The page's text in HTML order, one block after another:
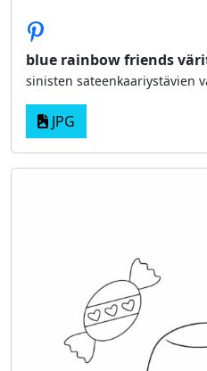
blue rainbow friends
sinisten sateenkaariystävien
JPG